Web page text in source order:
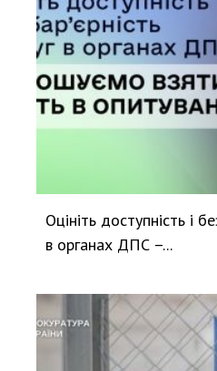
Оцініть доступність і
в органах ДПС –...